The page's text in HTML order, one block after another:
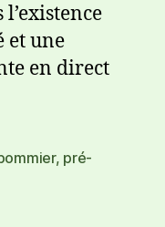
et une
en direct
, pré-